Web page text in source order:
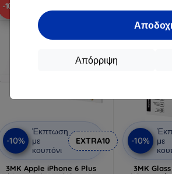
Απόρριψη
-10%
-10%
Έκπτωση
με
κουπόνι
EXTRA10
3MK Apple iPhone 6 Plus
-10%
με
3MK